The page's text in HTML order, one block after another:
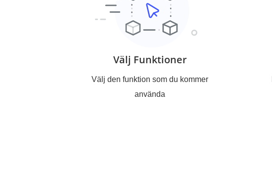
Välj Funktioner
Välj den funktion som du kommer
använda